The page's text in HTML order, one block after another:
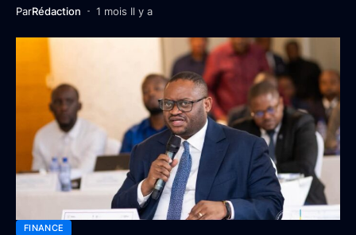
ParRédaction 1 mois Il y a
FINANCE